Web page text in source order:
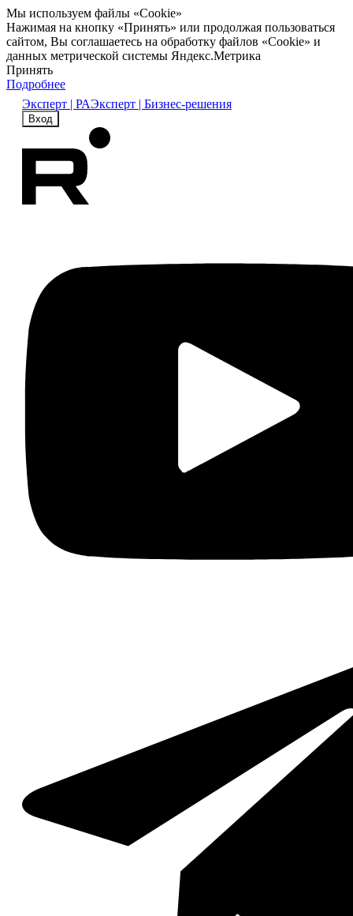
Мы используем файлы «Cookie»
Нажимая на кнопку «Принять» или продолжая пользоваться
сайтом, Вы соглашаетесь на обработку файлов «Cookie» и
данных метрической системы Яндекс.Метрика
Принять
Подробнее
Эксперт | РАЭксперт | Бизнес-решения
Вход